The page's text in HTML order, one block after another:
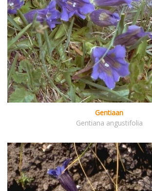
Gentiaan
Gentiana angustifolia